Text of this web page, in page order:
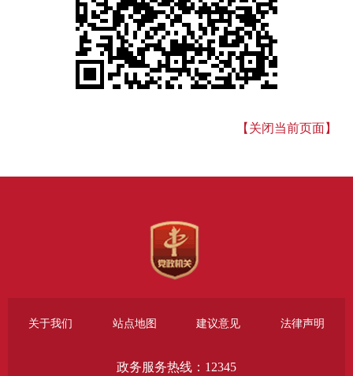
【关闭当前页面】
关于我们 站点地图 建议意见 法律声明
政务服务热线：12345